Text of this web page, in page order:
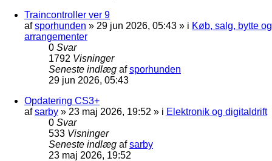
Traincontroller ver 9
afsporhunden » 29 jun 2026, 05:43 » i Køb, salg, bytte og
arrangementer
0 Svar
1792 Visninger
Seneste indlæg afsporhunden
29 jun 2026, 05:43
Opdatering CS3+
afsarby » 23 maj 2026, 19:52 » i Elektronik og digitaldrift
0 Svar
533 Visninger
Seneste indlæg afsarby
23 maj 2026, 19:52